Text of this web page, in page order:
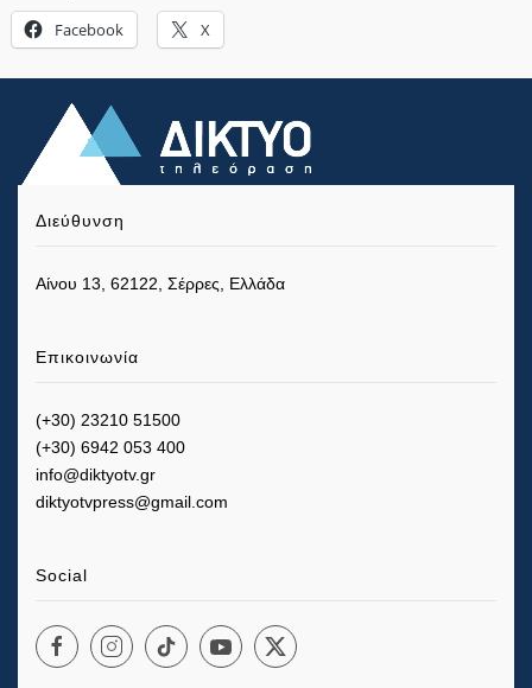
Facebook X
Διεύθυνση
Αίνου 13, 62122, Σέρρες, Ελλάδα
Επικοινωνία
(+30) 23210 51500
(+30) 6942 053 400
info@diktyotv.gr
diktyotvpress@gmail.com
Social